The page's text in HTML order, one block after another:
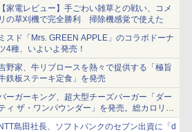
家電レビュー】手ごわい雑草との戦い、コメ
の草刈機で完全勝利 掃除機感覚で使えた
スド「Mrs. GREEN APPLE」のコラボドーナ
4種、いよいよ発売！
野家、牛リブロースを熱々で提供する「極旨
鉄板ステーキ定食」を発売
ーガーキング、超大型チーズバーガー「ダー
ィ ザ・ワンパウンダー」を発売。総カロリー
1656kcal、総重量約527g！
島田社長、ソフトバンクのセブン出資に「d